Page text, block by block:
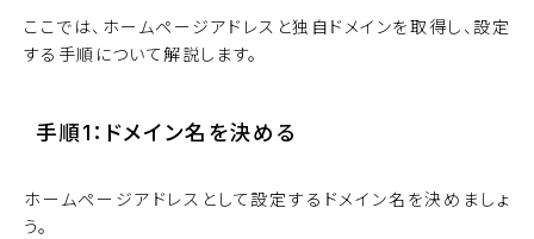
ここでは、ホームページアドレスと独自ドメインを取得し、設定
する手順について解説します。
手順1：ドメイン名を決める
ホームページアドレスとして設定するドメイン名を決めましょ
う。